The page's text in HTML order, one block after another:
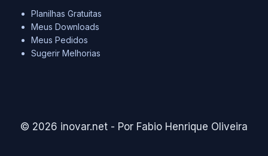
Planilhas Gratuitas
Meus Downloads
Meus Pedidos
Sugerir Melhorias
© 2026 inovar.net - Por Fabio Henrique Oliveira